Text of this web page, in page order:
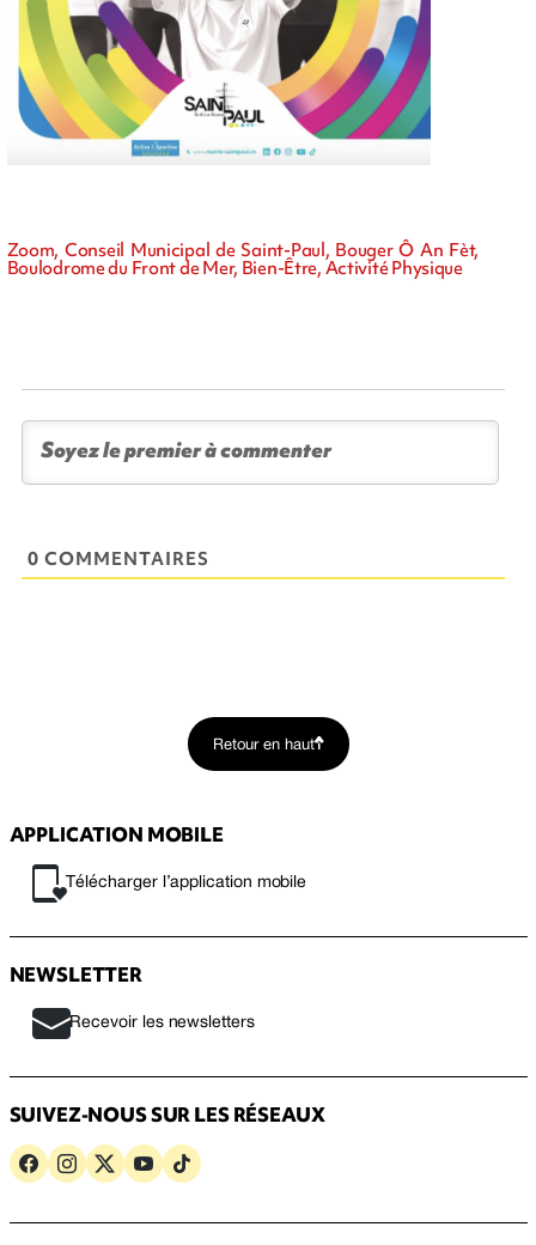
Zoom, Conseil Municipal de Saint-Paul, Bouger Ô An Fèt,
Boulodrome du Front de Mer, Bien-Être, Activité Physique
0 COMMENTAIRES
Retour en haut
APPLICATION MOBILE
Télécharger l’application mobile
NEWSLETTER
Recevoir les newsletters
SUIVEZ-NOUS SUR LES RÉSEAUX